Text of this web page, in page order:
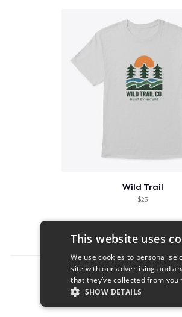
Wild Trail
$23
Report this product
This website uses
We use cookies to
site with our advertising and
that they’ve collected from
SHOW DETAILS